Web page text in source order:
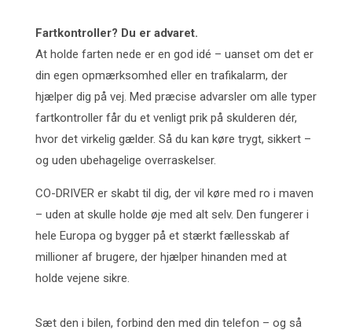
Fartkontroller? Du er advaret.
At holde farten nede er en god idé – uanset om det er
din egen opmærksomhed eller en trafikalarm, der
hjælper dig på vej. Med præcise advarsler om alle typer
fartkontroller får du et venligt prik på skulderen dér,
hvor det virkelig gælder. Så du kan køre trygt, sikkert –
og uden ubehagelige overraskelser.
CO-DRIVER er skabt til dig, der vil køre med ro i maven
– uden at skulle holde øje med alt selv. Den fungerer i
hele Europa og bygger på et stærkt fællesskab af
millioner af brugere, der hjælper hinanden med at
holde vejene sikre.
Sæt den i bilen, forbind den med din telefon – og så